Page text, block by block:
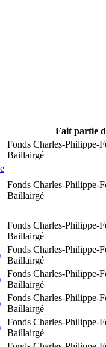
Fait partie
Fonds Charles-Philippe-
Baillairgé
Fonds Charles-Philippe-
Baillairgé
Fonds Charles-Philippe-
Baillairgé
Fonds Charles-Philippe-
Baillairgé
Fonds Charles-Philippe-
Baillairgé
Fonds Charles-Philippe-
Baillairgé
Fonds Charles-Philippe-
Baillairgé